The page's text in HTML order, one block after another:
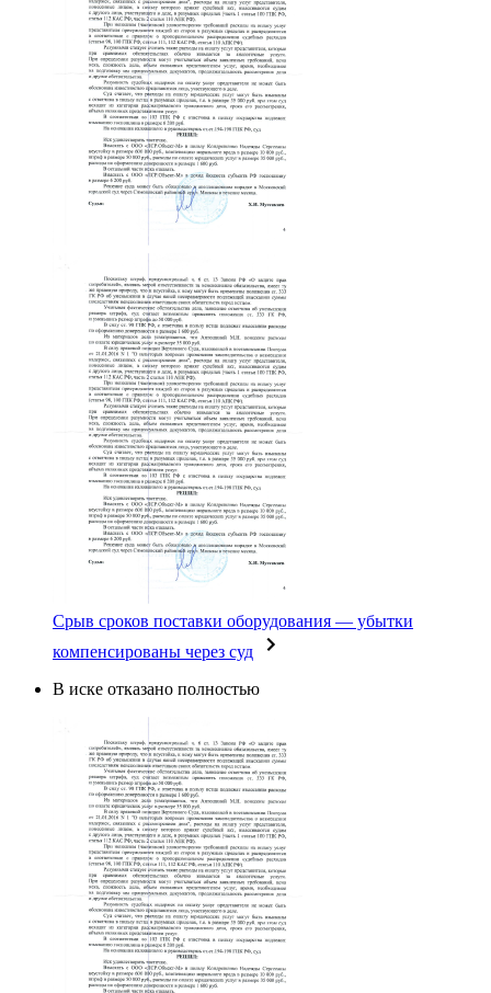
Срыв сроков поставки оборудования — убытки
компенсированы через суд
В иске отказано полностью